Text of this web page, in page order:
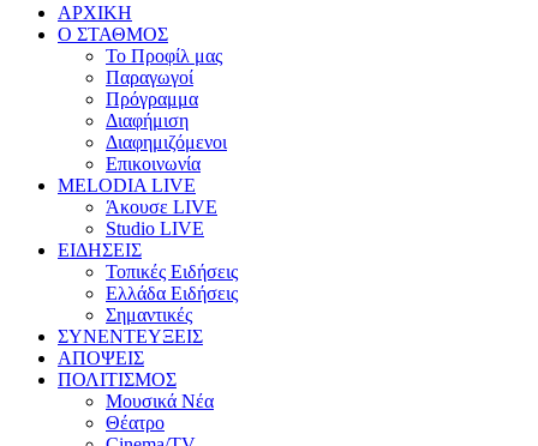
ΑΡΧΙΚΗ
Ο ΣΤΑΘΜΟΣ
Το Προφίλ μας
Παραγωγοί
Πρόγραμμα
Διαφήμιση
Διαφημιζόμενοι
Επικοινωνία
MELODIA LIVE
Άκουσε LIVE
Studio LIVE
ΕΙΔΗΣΕΙΣ
Τοπικές Ειδήσεις
Ελλάδα Ειδήσεις
Σημαντικές
ΣΥΝΕΝΤΕΥΞΕΙΣ
ΑΠΟΨΕΙΣ
ΠΟΛΙΤΙΣΜΟΣ
Μουσικά Νέα
Θέατρο